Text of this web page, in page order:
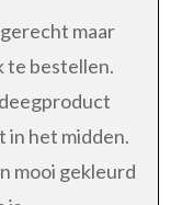
maar
te bestellen.
in het midden.
mooi gekleurd